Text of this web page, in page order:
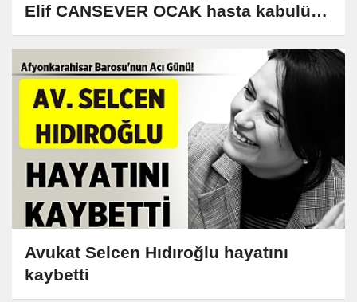
Elif CANSEVER OCAK hasta kabulüne
başladı
Avukat Selcen Hıdıroğlu hayatını
kaybetti